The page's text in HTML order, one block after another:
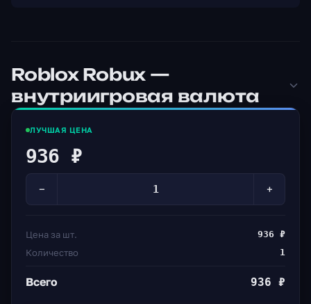
Roblox Robux —
внутриигровая валюта
ЛУЧШАЯ ЦЕНА
936 ₽
− +
Цена за шт. 936 ₽
Количество 1
Всего 936 ₽